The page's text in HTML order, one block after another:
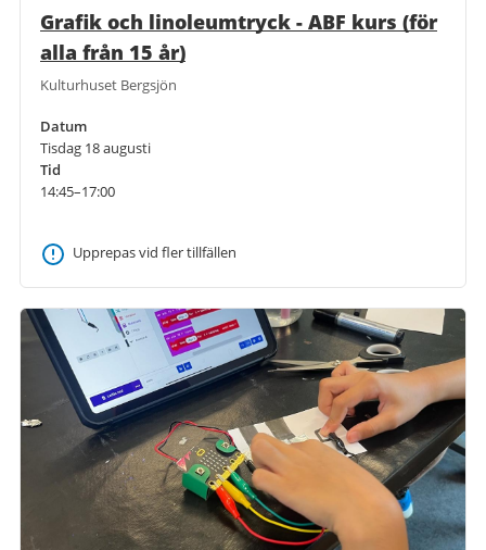
Grafik och linoleumtryck - ABF kurs (för
alla från 15 år)
Kulturhuset Bergsjön
Datum
Tisdag 18 augusti
Tid
14:45–17:00
Upprepas vid fler tillfällen